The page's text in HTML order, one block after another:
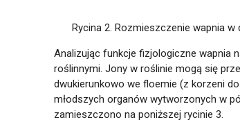
Rycina 2. Rozmieszczenie wapnia
Analizując funkcje fizjologiczne wapnia
roślinnymi. Jony w roślinie mogą się
dwukierunkowo we floemie (z korzeni
młodszych organów wytworzonych w
zamieszczono na poniższej rycinie 3.